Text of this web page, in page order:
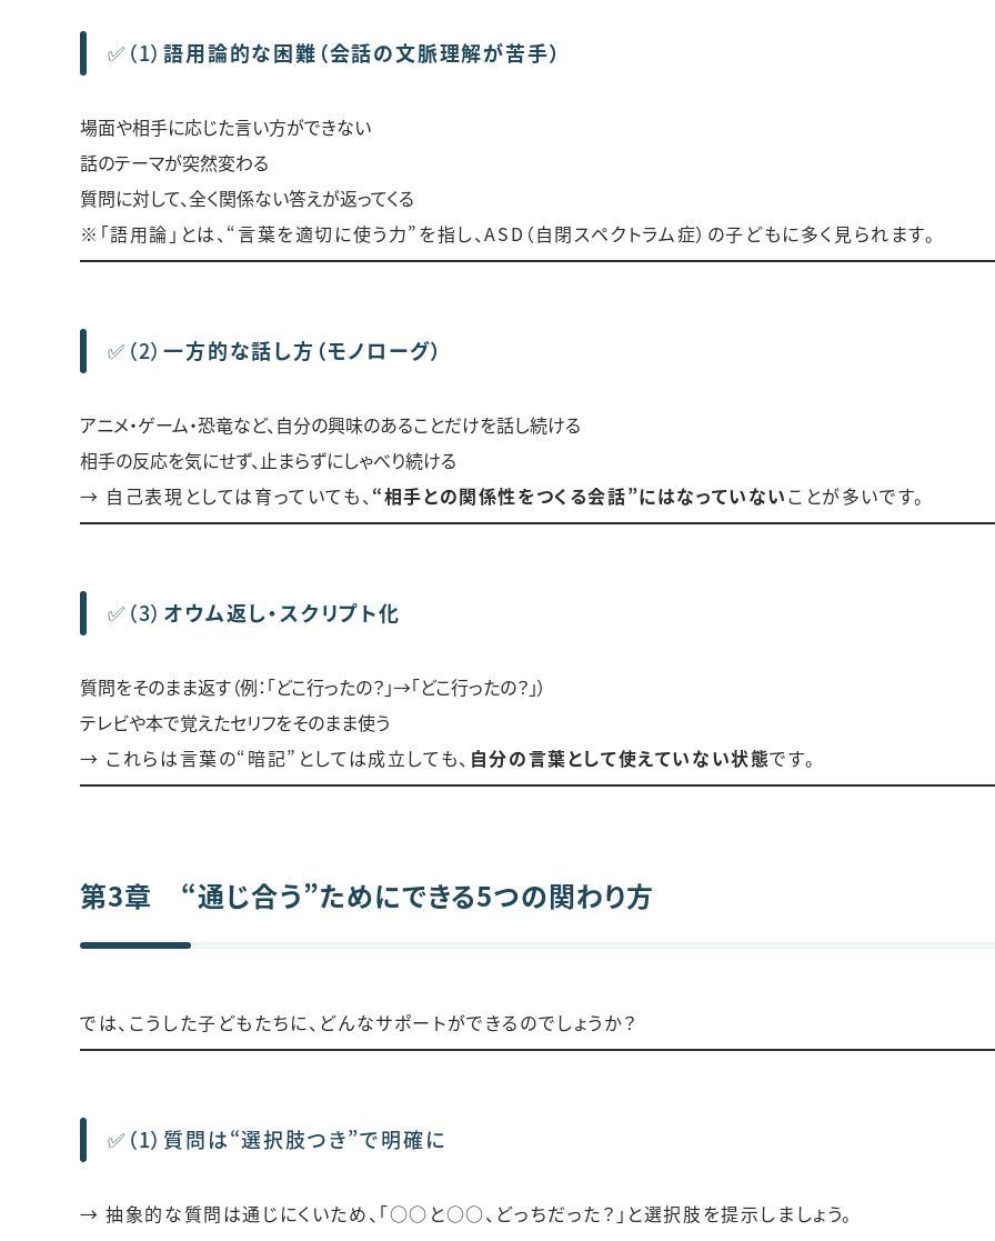
✅（1）語用論的な困難（会話の文脈理解が苦手）
場面や相手に応じた言い方ができない
話のテーマが突然変わる
質問に対して、全く関係ない答えが返ってくる
※「語用論」とは、“言葉を適切に使う力”を指し、ASD（自閉スペクトラム症）の子どもに多く見られます。
✅（2）一方的な話し方（モノローグ）
アニメ・ゲーム・恐竜など、自分の興味のあることだけを話し続ける
相手の反応を気にせず、止まらずにしゃべり続ける
→ 自己表現としては育っていても、 “相手との関係性をつくる会話”にはなっていないことが多いです。
✅（3） オウム返し・スクリプト化
質問をそのまま返す（例：「どこ行ったの？」→「どこ行ったの？」）
テレビや本で覚えたセリフをそのまま使う
→ これらは言葉の“暗記”としては成立しても、 自分の言葉として使えていない状態です。
第3章 “通じ合う”ためにできる5つの関わり方
では、こうした子どもたちに、どんなサポートができるのでしょうか？
✅（1）質問は“選択肢つき”で明確に
→ 抽象的な質問は通じにくいため、「○○と○○、どっちだった？」と選択肢を提示しましょう。